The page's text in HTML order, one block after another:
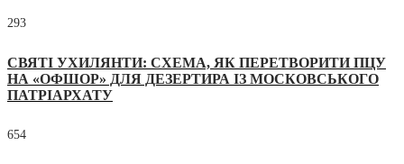
293
СВЯТІ УХИЛЯНТИ: СХЕМА, ЯК ПЕРЕТВОРИТИ ПЦУ
НА «ОФШОР» ДЛЯ ДЕЗЕРТИРА ІЗ МОСКОВСЬКОГО
ПАТРІАРХАТУ
654